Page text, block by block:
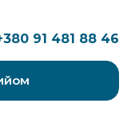
91 481 88 46
меню